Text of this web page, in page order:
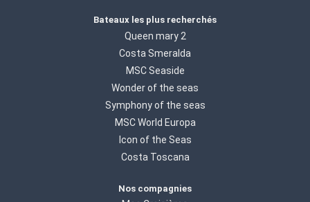
Bateaux les plus recherchés
Queen mary 2
Costa Smeralda
MSC Seaside
Wonder of the seas
Symphony of the seas
MSC World Europa
Icon of the Seas
Costa Toscana
Nos compagnies